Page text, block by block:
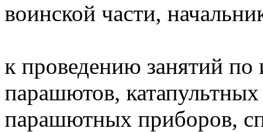
воинской части,
к проведению занятий по
парашютов,
парашютных приборов,